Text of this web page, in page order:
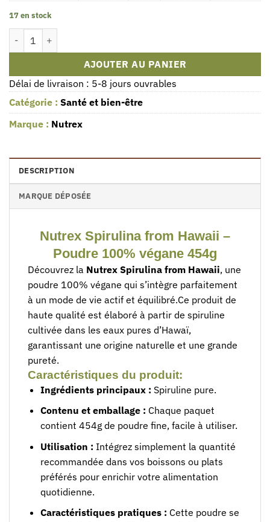
17 en stock
AJOUTER AU PANIER
Délai de livraison : 5-8 jours ouvrables
Catégorie : Santé et bien-être
Marque : Nutrex
DESCRIPTION
MARQUE DÉPOSÉE
Nutrex Spirulina from Hawaii –
Poudre 100% végane 454g
Découvrez la Nutrex Spirulina from Hawaii, une
poudre 100% végane qui s’intègre parfaitement
à un mode de vie actif et équilibré.Ce produit de
haute qualité est élaboré à partir de spiruline
cultivée dans les eaux pures d’Hawaï,
garantissant une origine naturelle et une grande
pureté.
Caractéristiques du produit:
Ingrédients principaux : Spiruline pure.
Contenu et emballage : Chaque paquet
contient 454g de poudre fine, facile à utiliser.
Utilisation : Intégrez simplement la quantité
recommandée dans vos boissons ou plats
préférés pour enrichir votre alimentation
quotidienne.
Caractéristiques pratiques : Cette poudre se